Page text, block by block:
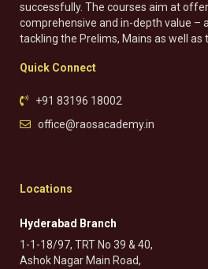
successfully. The courses aim at
comprehensive and in-depth value –
tackling the Prelims, Mains as well as
Quick Connect
+91 83196 18002
office@raosacademy.in
Locations
Hyderabad Branch
1-1-18/97, TRT No 39 & 40,
Ashok Nagar Main Road,